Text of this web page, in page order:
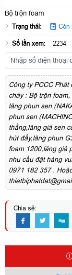
Bộ trộn foam
Trạng thái: Còn
Số lần xem: 2234
Công ty PCCC
cháy : Bộ trộn
lăng phun sen
phun sen
thẳng,lăng giá sen
hút đẩy,lăng phun
foam 1200,lăng giá
nhu cầu đặt hàng
0971 182 357 .
Chia sẻ: